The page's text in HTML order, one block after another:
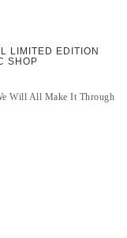
LIMITED EDITION
SHOP